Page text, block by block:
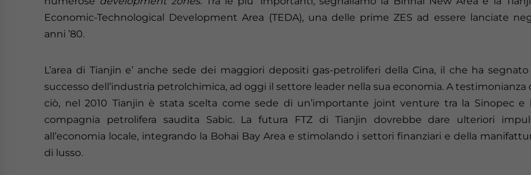
Economic-Technological Development Area (TEDA), una delle prime ZES ad essere lanciate
anni ’80.
L’area di Tianjin e’ anche sede dei maggiori depositi gas-petroliferi della Cina, il che ha segnato
successo dell’industria petrolchimica, ad oggi il settore leader nella sua economia. A testimonianza
ciò, nel 2010 Tianjin è stata scelta come sede di un’importante joint venture tra la Sinopec e
compagnia petrolifera saudita Sabic. La futura FTZ di Tianjin dovrebbe dare ulteriori
all’economia locale, integrando la Bohai Bay Area e stimolando i settori finanziari e della
di lusso.